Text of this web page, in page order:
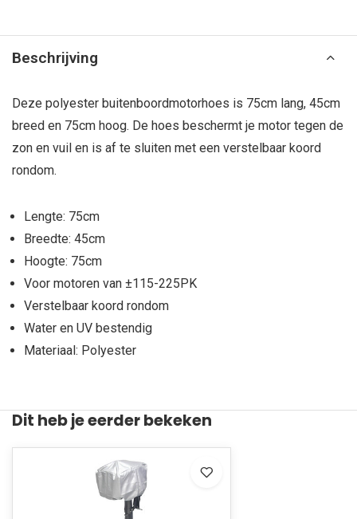
Beschrijving
Deze polyester buitenboordmotorhoes is 75cm lang, 45cm
breed en 75cm hoog. De hoes beschermt je motor tegen de
zon en vuil en is af te sluiten met een verstelbaar koord
rondom.
Lengte: 75cm
Breedte: 45cm
Hoogte: 75cm
Voor motoren van ±115-225PK
Verstelbaar koord rondom
Water en UV bestendig
Materiaal: Polyester
Dit heb je eerder bekeken